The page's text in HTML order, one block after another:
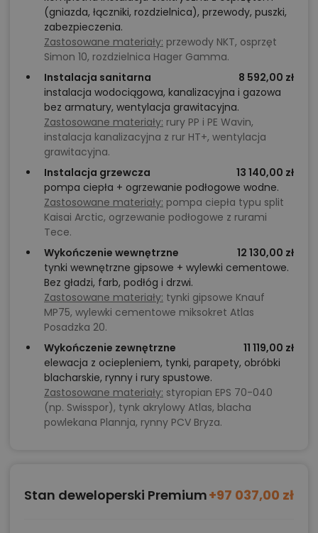
(gniazda, łączniki, rozdzielnica), przewody, puszki,
zabezpieczenia.
Zastosowane materiały: przewody NKT, osprzęt
Simon 10, rozdzielnica Hager Gamma.
Instalacja sanitarna
8 592,00 zł
instalacja wodociągowa, kanalizacyjna i gazowa
bez armatury, wentylacja grawitacyjna.
Zastosowane materiały: rury PP i PE Wavin,
instalacja kanalizacyjna z rur HT+, wentylacja
grawitacyjna.
Instalacja grzewcza
13 140,00 zł
pompa ciepła + ogrzewanie podłogowe wodne.
Zastosowane materiały: pompa ciepła typu split
Kaisai Arctic, ogrzewanie podłogowe z rurami
Tece.
Wykończenie wewnętrzne
12 130,00 zł
tynki wewnętrzne gipsowe + wylewki cementowe.
Bez gładzi, farb, podłóg i drzwi.
Zastosowane materiały: tynki gipsowe Knauf
MP75, wylewki cementowe miksokret Atlas
Posadzka 20.
Wykończenie zewnętrzne
11 119,00 zł
elewacja z ociepleniem, tynki, parapety, obróbki
blacharskie, rynny i rury spustowe.
Zastosowane materiały: styropian EPS 70-040
(np. Swisspor), tynk akrylowy Atlas, blacha
powlekana Plannja, rynny PCV Bryza.
Stan deweloperski Premium+97 037,00 zł